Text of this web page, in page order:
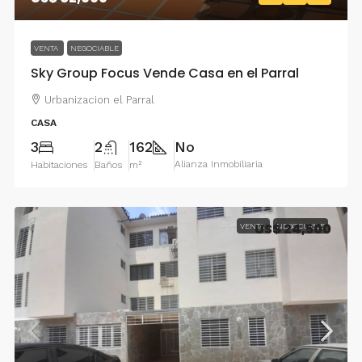
VENTA NEGOCIABLE
Sky Group Focus Vende Casa en el Parral
Urbanizacion el Parral
CASA
3
Habitaciones
2
Baños
162
m²
No
Alianza Inmobiliaria
VENTA NEGOCIABLE
US$ 24,500